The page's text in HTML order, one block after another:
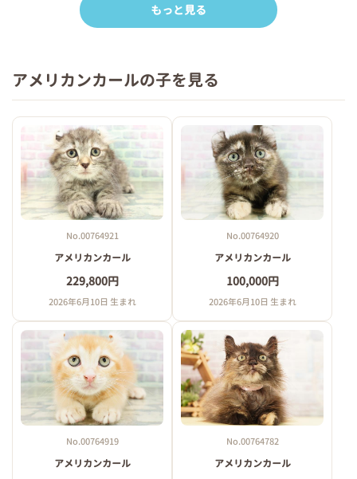
もっと見る
アメリカンカールの子を見る
No.00764921
アメリカンカール
229,800円
2026年6月10日 生まれ
No.00764920
アメリカンカール
100,000円
2026年6月10日 生まれ
No.00764919
アメリカンカール
No.00764782
アメリカンカール